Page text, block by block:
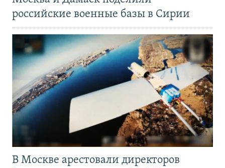
российские военные базы в Сирии
В Москве арестовали директоров